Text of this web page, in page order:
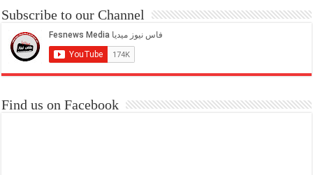
Subscribe to our Channel
Find us on Facebook